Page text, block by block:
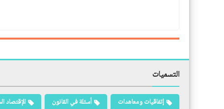
التسميات
إتفاقيات ومعاهدات أسئلة في القانون الإقتصاد